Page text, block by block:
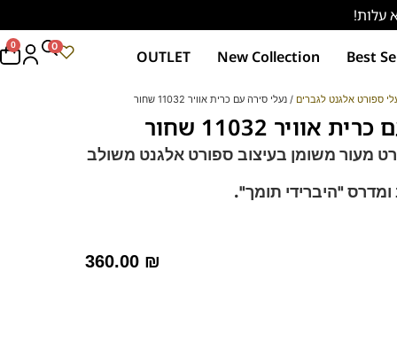
Best
New Collection
OUTLET
0 0
ספורט אלגנט לגברים / נעלי סירה עם כרית אוויר 11032 שחור
אוויר 11032 שחור
מעור משומן בעיצוב ספורט אלגנט משולב
מדרס "היברידי תומך".
קומפורטשל פרנקו
360.00 ₪